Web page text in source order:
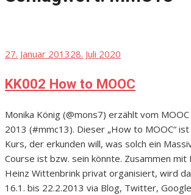
Posted
27. Januar 201328. Juli 2020
KK002 How to MOOC
Monika König (@mons7) erzählt vom
2013 (#mmc13). Dieser „How to MOOC“
Kurs, der erkunden will, was solch ein
Course ist bzw. sein könnte. Zusammen mit
Heinz Wittenbrink privat organisiert, wird
16.1. bis 22.2.2013 via Blog, Twitter,